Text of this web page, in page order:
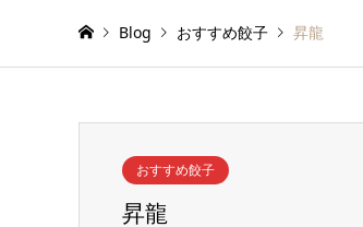
Blog おすすめ餃子 昇龍
おすすめ餃子
昇龍